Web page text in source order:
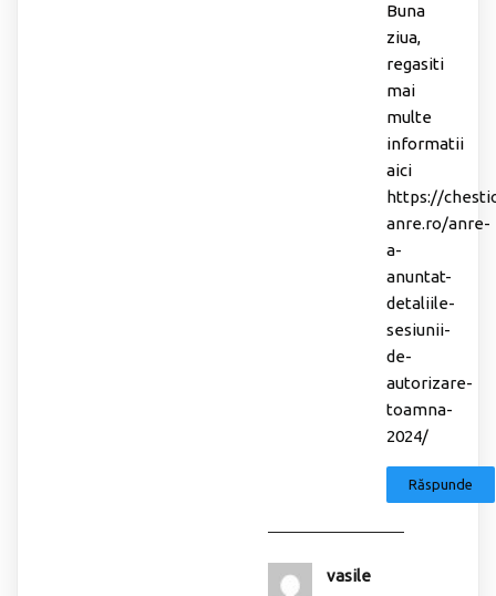
Buna
ziua,
regasiti
mai
multe
informatii
aici
https://
anre.ro/anre-
a-
anuntat-
detaliile-
sesiunii-
de-
autorizare-
toamna-
2024/
Răspunde
vasile